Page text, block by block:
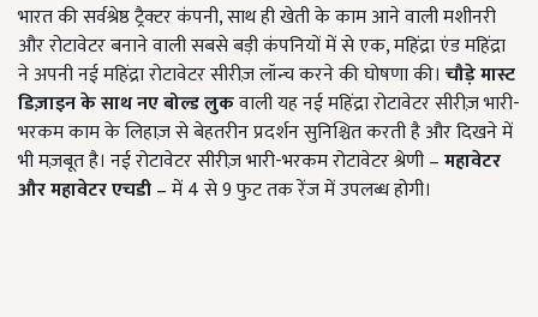
भारत की सर्वश्रेष्ठ ट्रैक्टर कंपनी, साथ ही खेती के काम आने वाली मशीनरी
और रोटावेटर बनाने वाली सबसे बड़ी कंपनियों में से एक, महिंद्रा एंड महिंद्रा
ने अपनी नई महिंद्रा रोटावेटर सीरीज़ लॉन्च करने की घोषणा की। चौड़े मास्ट
डिज़ाइन के साथ नए बोल्ड लुकवाली यह नई महिंद्रा रोटावेटर सीरीज़ भारी-
भरकम काम के लिहाज़ से बेहतरीन प्रदर्शन सुनिश्चित करती है और दिखने में
भी मज़बूत है। नई रोटावेटर सीरीज़ भारी-भरकम रोटावेटर श्रेणी –महावेटर
और महावेटर एचडी– में 4 से 9 फुट तक रेंज में उपलब्ध होगी।